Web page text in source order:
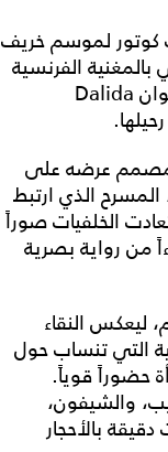
كوتور لموسم خريف
فني بالمغنية الفرنسية
الراحلة داليدا، من خلال مجموعة حملت عنوان Dalida
المصمم عرضه على
الذي ارتبط
الخلفيات صوراً
من رواية بصرية
ليعكس النقاء
التي تنساب حول
حضوراً قوياً.
والشيفون،
دقيقة بالأحجار